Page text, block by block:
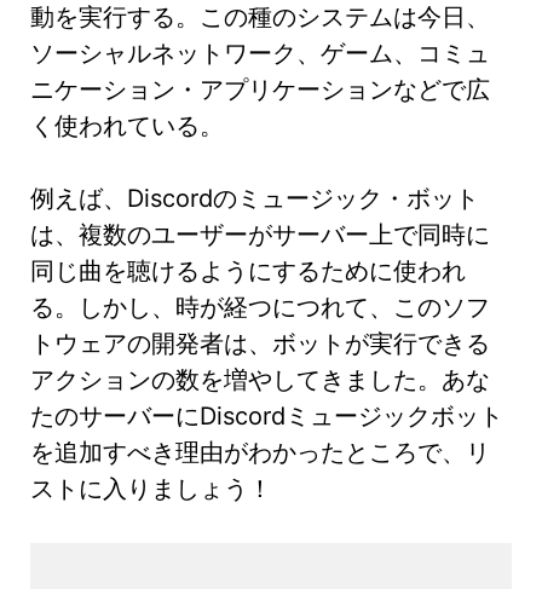
動を実行する。この種のシステムは今日、
ソーシャルネットワーク、ゲーム、コミュ
ニケーション・アプリケーションなどで広
く使われている。
例えば、Discordのミュージック・ボット
は、複数のユーザーがサーバー上で同時に
同じ曲を聴けるようにするために使われ
る。しかし、時が経つにつれて、このソフ
トウェアの開発者は、ボットが実行できる
アクションの数を増やしてきました。あな
たのサーバーにDiscordミュージックボット
を追加すべき理由がわかったところで、リ
ストに入りましょう！